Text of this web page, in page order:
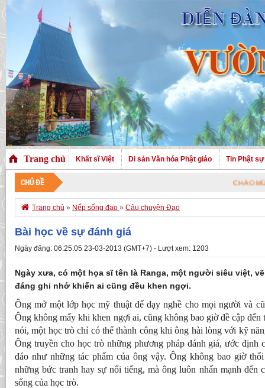
Trang chủ Khất sĩ Việt Di sản Văn hóa Phật giáo Tin Phật sự
CHỦ ĐỀ CHÀO MỪNG
 Trang chủ » Nếp sống đạo » Câu chuyện Đạo
Bài học về sự đánh giá
Ngày đăng: 06:25:05 23-03-2013 (GMT+7) - Lượt xem: 1203
Ngày xưa, có một họa sĩ tên là Ranga, một người siêu việt,
đáng ghi nhớ khiến ai cũng đều khen ngợi.
Ông mở một lớp học mỹ thuật để dạy nghề cho mọi người và
Ông không mấy khi khen ngợi ai, cũng không bao giờ đề cập
nói, một học trò chỉ có thể thành công khi ông hài lòng với kỹ
Ông truyền cho học trò những phương pháp đánh giá, ước định
đáo như những tác phẩm của ông vậy. Ông không bao giờ
những bức tranh hay sự nổi tiếng, mà ông luôn nhấn mạnh đến
sống của học trò.